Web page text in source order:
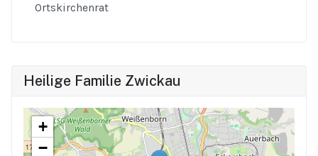
Ortskirchenrat
Heilige Familie Zwickau
+
−